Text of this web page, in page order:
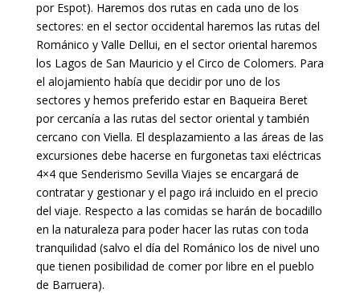
por Espot). Haremos dos rutas en cada uno de los
sectores: en el sector occidental haremos las rutas del
Románico y Valle Dellui, en el sector oriental haremos
los Lagos de San Mauricio y el Circo de Colomers. Para
el alojamiento había que decidir por uno de los
sectores y hemos preferido estar en Baqueira Beret
por cercanía a las rutas del sector oriental y también
cercano con Viella. El desplazamiento a las áreas de las
excursiones debe hacerse en furgonetas taxi eléctricas
4×4 que Senderismo Sevilla Viajes se encargará de
contratar y gestionar y el pago irá incluido en el precio
del viaje. Respecto a las comidas se harán de bocadillo
en la naturaleza para poder hacer las rutas con toda
tranquilidad (salvo el día del Románico los de nivel uno
que tienen posibilidad de comer por libre en el pueblo
de Barruera).